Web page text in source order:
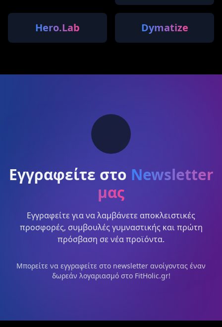
Hero.Lab Dymatize
Εγγραφείτε στο Newsletter
μας
Εγγραφείτε για να λαμβάνετε αποκλειστικές
προσφορές, συμβουλές γυμναστικής και πρώτη
πρόσβαση σε νέα προϊόντα.
Μπορείτε να εγγραφείτε στο newsletter ανοίγοντας έναν
δωρεάν λογαριασμό στο FitHolic.gr!